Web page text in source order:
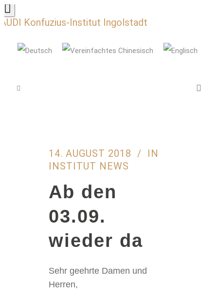
AUDI Konfuzius-Institut Ingolstadt
14. AUGUST 2018
IN
INSTITUT NEWS
Ab den
03.09.
wieder da
Sehr geehrte Damen und
Herren,